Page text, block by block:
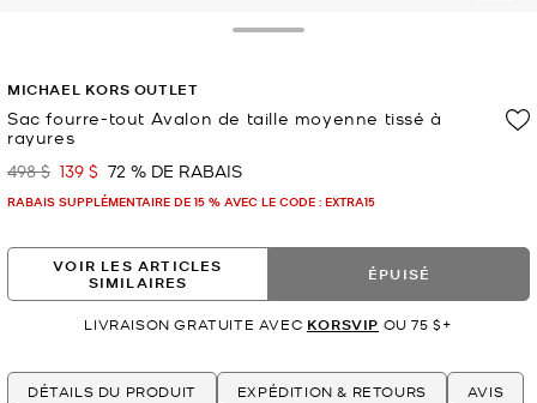
MICHAEL KORS OUTLET
Sac fourre-tout Avalon de taille moyenne tissé à
rayures
était
498 $ maintenant
139 $ 72 % DE RABAIS
RABAIS SUPPLÉMENTAIRE DE 15 % AVEC LE CODE : EXTRA15
VOIR LES ARTICLES
SIMILAIRES
ÉPUISÉ
LIVRAISON GRATUITE AVEC KORSVIP OU 75 $+
DÉTAILS DU PRODUIT EXPÉDITION & RETOURS AVIS